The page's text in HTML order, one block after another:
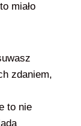
miało
zdaniem,
to nie